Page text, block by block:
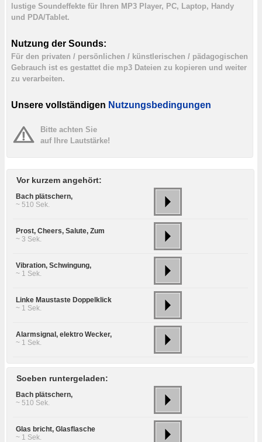
lustige Soundeffekte für Ihren MP3 Player, PC, Laptop, Handy
und PDA/Tablet.
Nutzung der Sounds:
Für den privaten / persönlichen / künstlerischen / pädagogischen
Gebrauch ist es gestattet die mp3 Dateien zu kopieren und weiter
zu verarbeiten.
Unsere vollständigen Nutzungsbedingungen
Bitte achten Sie
auf Ihre Lautstärke!
Vor kurzem angehört:
Bach plätschern,
~ 510 Sek.
Prost, Cheers, Salute, Zum
~ 3 Sek.
Vibration, Schwingung,
~ 1 Sek.
Linke Maustaste Doppelklick
~ 1 Sek.
Alarmsignal, elektro Wecker,
~ 1 Sek.
Soeben runtergeladen:
Bach plätschern,
~ 510 Sek.
Glas bricht, Glasflasche
~ 1 Sek.